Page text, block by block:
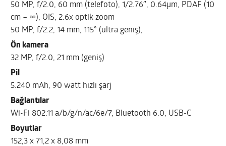
50 MP, f/2.0, 60 mm (telefoto), 1/2.76″, 0.64µm, PDAF (10
cm – ∞), OIS, 2.6x optik zoom
50 MP, f/2.2, 14 mm, 115˚ (ultra geniş),
Ön kamera
32 MP, f/2.0, 21 mm (geniş)
Pil
5.240 mAh, 90 watt hızlı şarj
Bağlantılar
Wi-Fi 802.11 a/b/g/n/ac/6e/7, Bluetooth 6.0, USB-C
Boyutlar
152,3 x 71,2 x 8,08 mm